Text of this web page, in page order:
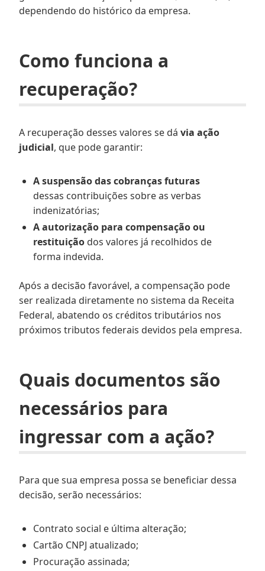
dependendo do histórico da empresa.
Como funciona a
recuperação?
A recuperação desses valores se dá via ação
judicial, que pode garantir:
A suspensão das cobranças futuras
dessas contribuições sobre as verbas
indenizatórias;
A autorização para compensação ou
restituição dos valores já recolhidos de
forma indevida.
Após a decisão favorável, a compensação pode
ser realizada diretamente no sistema da Receita
Federal, abatendo os créditos tributários nos
próximos tributos federais devidos pela empresa.
Quais documentos são
necessários para
ingressar com a ação?
Para que sua empresa possa se beneficiar dessa
decisão, serão necessários:
Contrato social e última alteração;
Cartão CNPJ atualizado;
Procuração assinada;